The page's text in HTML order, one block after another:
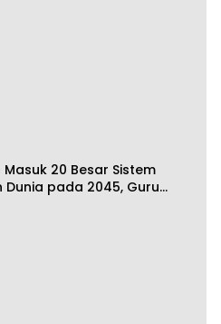
20 Besar Sistem
Dunia pada 2045, Guru
hingga 100 Persen